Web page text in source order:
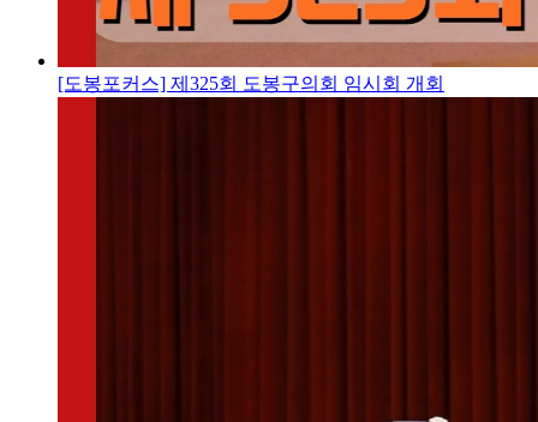
[도봉포커스] 제325회 도봉구의회 임시회 개회